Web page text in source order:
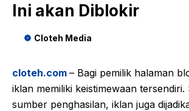
Ini akan Diblokir
Cloteh Media
cloteh.com – Bagi pemilik halaman
iklan memiliki keistimewaan
sumber penghasilan, iklan juga